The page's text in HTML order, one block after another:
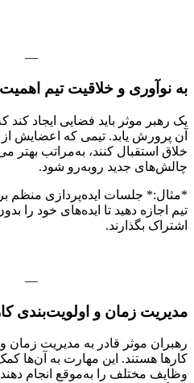
—
به نوآوری و خلاقیت تیم
یک رهبر موثر باید فضایی ایجاد کند
آن پرورش یابد. تیمی که اعضایش از
خلاق استقبال کنند، به‌مراتب بهتر
چالش‌های جدید روبه‌رو شود.
*مثال:* جلسات ایده‌پردازی منظم
تیم اجازه دهید تا ایده‌های خود را
اشتراک بگذارند.
—
مدیریت زمان و اولویت‌بندی
رهبران موثر قادر به مدیریت
کارها هستند. این مهارت به آن‌ها
وظایف مختلف را به‌موقع انجام